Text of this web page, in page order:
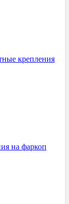
крепления
на фаркоп